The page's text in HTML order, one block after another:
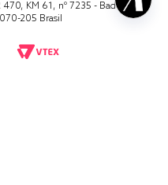
KM 61, nº 7235 - Badenfurt,
205 Brasil